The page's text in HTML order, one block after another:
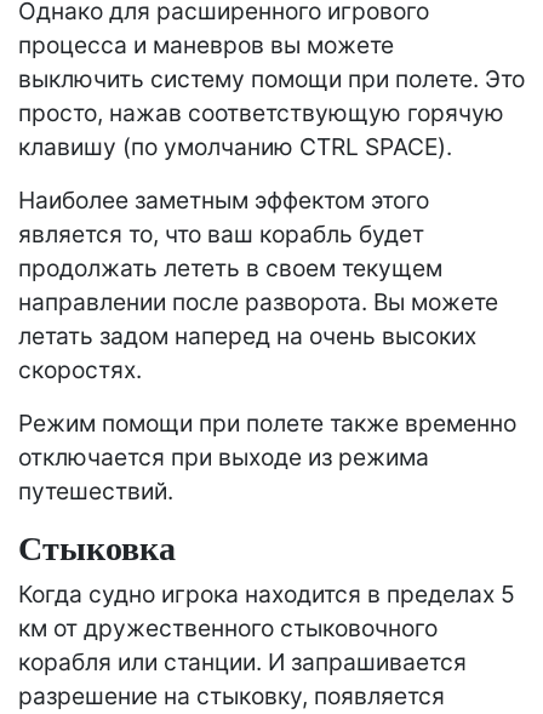
Однако для расширенного игрового
процесса и маневров вы можете
выключить систему помощи при полете. Это
просто, нажав соответствующую горячую
клавишу (по умолчанию CTRL SPACE).
Наиболее заметным эффектом этого
является то, что ваш корабль будет
продолжать лететь в своем текущем
направлении после разворота. Вы можете
летать задом наперед на очень высоких
скоростях.
Режим помощи при полете также временно
отключается при выходе из режима
путешествий.
Стыковка
Когда судно игрока находится в пределах 5
км от дружественного стыковочного
корабля или станции. И запрашивается
разрешение на стыковку, появляется